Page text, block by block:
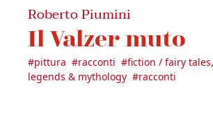
Roberto Piumini
Il Valzer muto
#pittura #racconti #fiction / fairy
legends & mythology #racconti